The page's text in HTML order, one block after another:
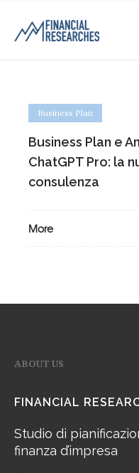
Business Plan
Business Plan e
ChatGPT Pro: la
consulenza
More
ABOUT US
FINANCIAL
Studio di
finanza d’impresa